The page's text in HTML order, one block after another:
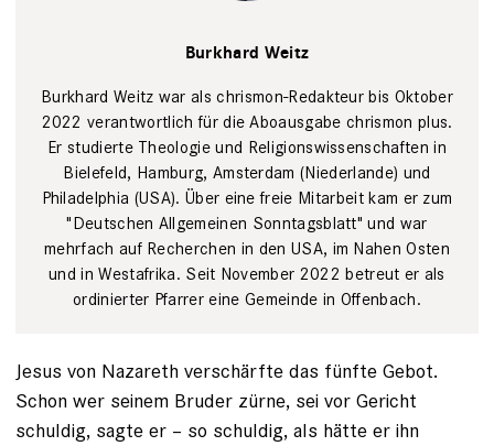
Weitz,
Redakteur für
chrismon
plus
Lena
Uphoff
Burkhard Weitz
Burkhard Weitz war als chrismon-Redakteur bis Oktober
2022 verantwortlich für die Aboausgabe chrismon plus.
Er studierte Theologie und Religionswissenschaften in
Bielefeld, Hamburg, Amsterdam (Niederlande) und
Philadelphia (USA). Über eine freie Mitarbeit kam er zum
"Deutschen Allgemeinen Sonntagsblatt" und war
mehrfach auf Recherchen in den USA, im Nahen Osten
und in Westafrika. Seit November 2022 betreut er als
ordinierter Pfarrer eine Gemeinde in Offenbach.
Jesus von Nazareth verschärfte das fünfte Gebot.
Schon wer seinem ­Bruder zürne, sei vor Gericht
schuldig, sagte er – so schuldig, als hätte er ihn